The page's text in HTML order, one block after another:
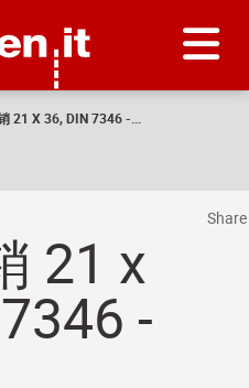
21 X 36, DIN 7346 -...
21 x
-
Share